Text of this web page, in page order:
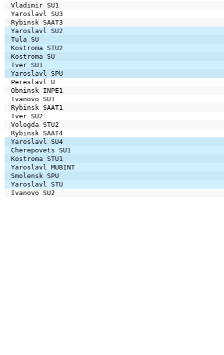
Vladimir SU1
Yaroslavl SU3
Rybinsk SAAT3
Yaroslavl SU2
Tula SU
Kostroma STU2
Kostroma SU
Tver SU1
Yaroslavl SPU
Pereslavl U
Obninsk INPE1
Ivanovo SU1
Rybinsk SAAT1
Tver SU2
Vologda STU2
Rybinsk SAAT4
Yaroslavl SU4
Cherepovets SU1
Kostroma STU1
Yaroslavl MUBINT
Smolensk SPU
Yaroslavl STU
Ivanovo SU2